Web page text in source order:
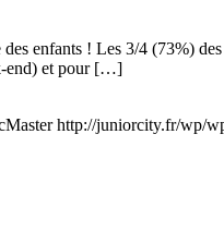
enfants ! Les 3/4 (73%)
end) et pour […]
http://juniorcity.fr/wp/